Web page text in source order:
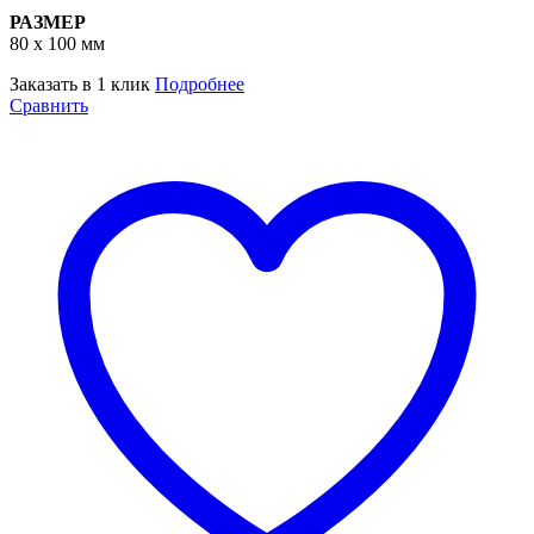
РАЗМЕР
80 х 100 мм
Заказать в 1 клик Подробнее
Сравнить